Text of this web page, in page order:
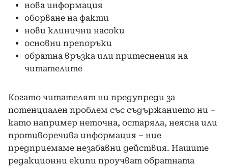
нова информация
оборване на факти
нови клинични насоки
основни препоръки
обратна връзка или притеснения на
читателите
Когато читателят ни предупреди за
потенциален проблем със съдържанието ни –
като например неточна, остаряла, неясна или
противоречива информация – ние
предприемаме незабавни действия. Нашите
редакционни екипи проучват обратната